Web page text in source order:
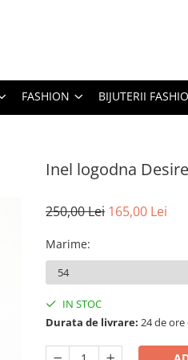
FASHION BIJUTERII
Inel logodna
250,00 Lei 165,00 Lei
Marime:
IN STOC
Durata de livrare: 24 de